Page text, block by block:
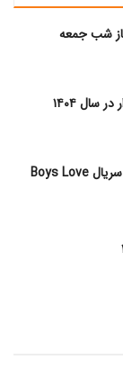
معرفی سریال های بی ال تایلندی؛ 10 سریال Boys Love